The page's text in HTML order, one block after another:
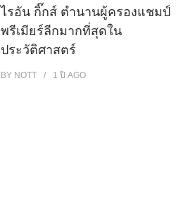
ไรอัน กิ๊กส์ ตำนานผู้ครองแชมป์
พรีเมียร์ลีกมากที่สุดใน
ประวัติศาสตร์
BY NOTT 1 ปี AGO